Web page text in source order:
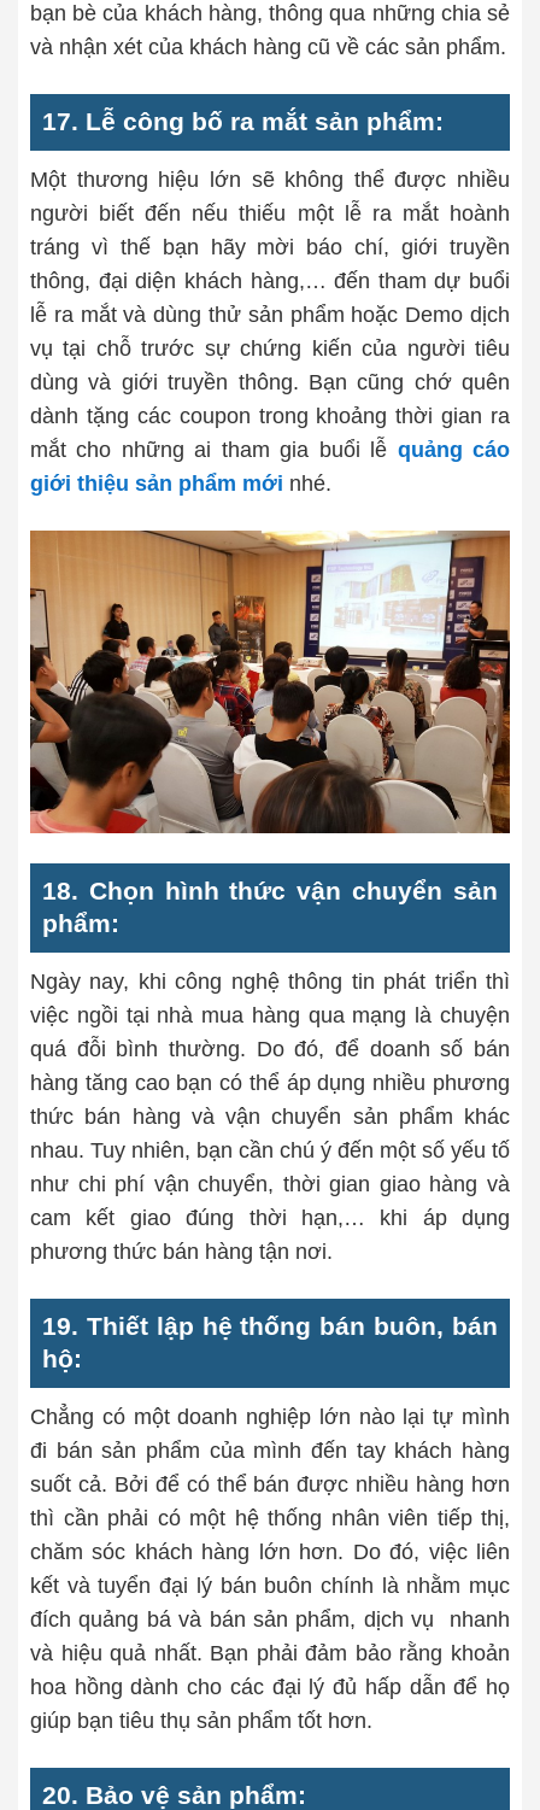
bạn bè của khách hàng, thông qua những chia sẻ
và nhận xét của khách hàng cũ về các sản phẩm.
17. Lễ công bố ra mắt sản phẩm:
Một thương hiệu lớn sẽ không thể được nhiều
người biết đến nếu thiếu một lễ ra mắt hoành
tráng vì thế bạn hãy mời báo chí, giới truyền
thông, đại diện khách hàng,… đến tham dự buổi
lễ ra mắt và dùng thử sản phẩm hoặc Demo dịch
vụ tại chỗ trước sự chứng kiến của người tiêu
dùng và giới truyền thông. Bạn cũng chớ quên
dành tặng các coupon trong khoảng thời gian ra
mắt cho những ai tham gia buổi lễ quảng cáo
giới thiệu sản phẩm mới nhé.
18. Chọn hình thức vận chuyển sản
phẩm:
Ngày nay, khi công nghệ thông tin phát triển thì
việc ngồi tại nhà mua hàng qua mạng là chuyện
quá đỗi bình thường. Do đó, để doanh số bán
hàng tăng cao bạn có thể áp dụng nhiều phương
thức bán hàng và vận chuyển sản phẩm khác
nhau. Tuy nhiên, bạn cần chú ý đến một số yếu tố
như chi phí vận chuyển, thời gian giao hàng và
cam kết giao đúng thời hạn,… khi áp dụng
phương thức bán hàng tận nơi.
19. Thiết lập hệ thống bán buôn, bán
hộ:
Chẳng có một doanh nghiệp lớn nào lại tự mình
đi bán sản phẩm của mình đến tay khách hàng
suốt cả. Bởi để có thể bán được nhiều hàng hơn
thì cần phải có một hệ thống nhân viên tiếp thị,
chăm sóc khách hàng lớn hơn. Do đó, việc liên
kết và tuyển đại lý bán buôn chính là nhằm mục
đích quảng bá và bán sản phẩm, dịch vụ nhanh
và hiệu quả nhất. Bạn phải đảm bảo rằng khoản
hoa hồng dành cho các đại lý đủ hấp dẫn để họ
giúp bạn tiêu thụ sản phẩm tốt hơn.
20. Bảo vệ sản phẩm: